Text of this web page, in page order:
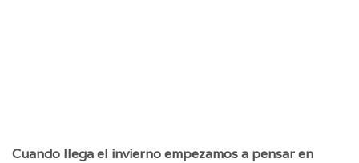
Cuando llega el invierno empezamos a pensar en